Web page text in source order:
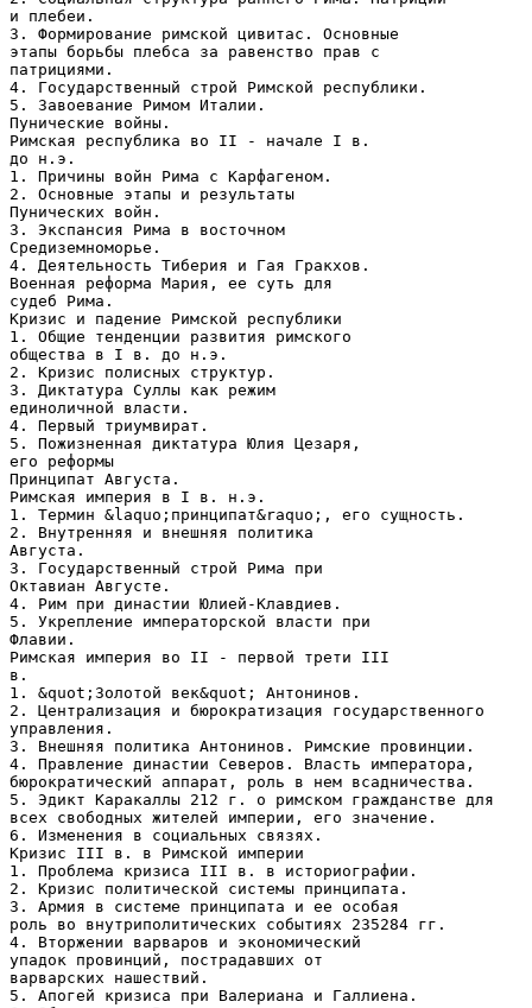
и плебеи.
3. Формирование римской цивитас. Основные
этапы борьбы плебса за равенство прав с
патрициями.
4. Государственный строй Римской республики.
5. Завоевание Римом Италии.
Пунические войны.
Римская республика во II - начале I в.
до н.э.
1. Причины войн Рима с Карфагеном.
2. Основные этапы и результаты
Пунических войн.
3. Экспансия Рима в восточном
Средиземноморье.
4. Деятельность Тиберия и Гая Гракхов.
Военная реформа Мария, ее суть для
судеб Рима.
Кризис и падение Римской республики
1. Общие тенденции развития римского
общества в I в. до н.э.
2. Кризис полисных структур.
3. Диктатура Суллы как режим
единоличной власти.
4. Первый триумвират.
5. Пожизненная диктатура Юлия Цезаря,
его реформы
Принципат Августа.
Римская империя в I в. н.э.
1. Термин &laquo;принципат&raquo;, его сущность.
2. Внутренняя и внешняя политика
Августа.
3. Государственный строй Рима при
Октавиан Августе.
4. Рим при династии Юлией-Клавдиев.
5. Укрепление императорской власти при
Флавии.
Римская империя во II - первой трети III
в.
1. &quot;Золотой век&quot; Антонинов.
2. Централизация и бюрократизация государственного
управления.
3. Внешняя политика Антонинов. Римские провинции.
4. Правление династии Северов. Власть императора,
бюрократический аппарат, роль в нем всадничества.
5. Эдикт Каракаллы 212 г. о римском гражданстве для
всех свободных жителей империи, его значение.
6. Изменения в социальных связях.
Кризис III в. в Римской империи
1. Проблема кризиса III в. в историографии.
2. Кризис политической системы принципата.
3. Армия в системе принципата и ее особая
роль во внутриполитических событиях 235284 гг.
4. Вторжении варваров и экономический
упадок провинций, пострадавших от
варварских нашествий.
5. Апогей кризиса при Валериана и Галлиена.